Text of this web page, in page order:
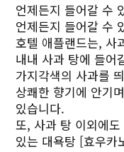
언제든지 들어갈 수
언제든지 들어갈 수
호텔 애플랜드는, 사
내내 사과 탕에 들어
가지각색의 사과를
상쾌한 향기에 안기
있습니다.
또, 사과 탕 이외에
있는 대욕탕 [효우카